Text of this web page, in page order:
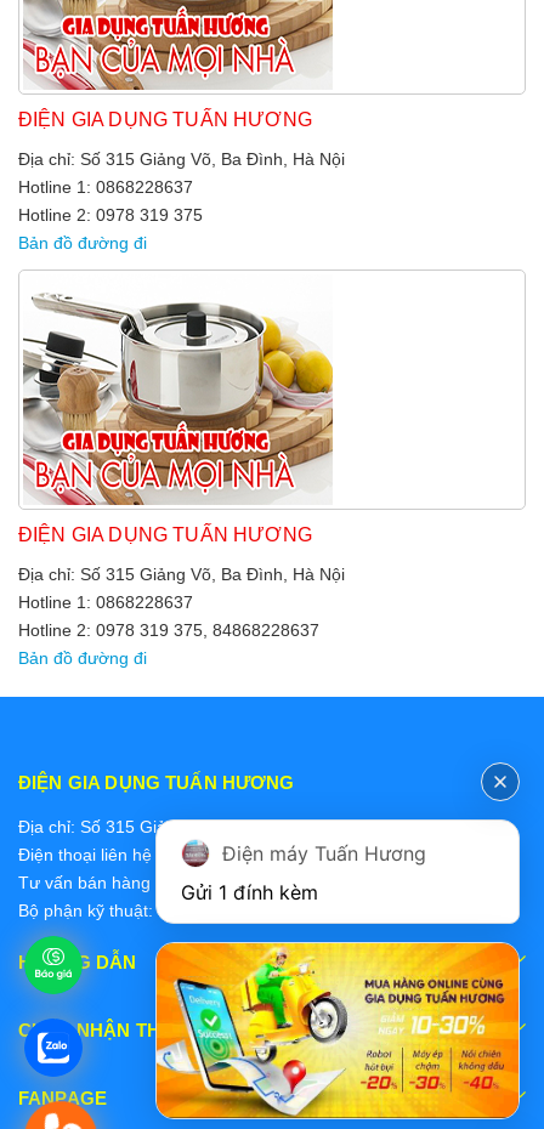
ĐIỆN GIA DỤNG TUẤN HƯƠNG
Địa chỉ: Số 315 Giảng Võ, Ba Đình, Hà Nội
Hotline 1: 0868228637
Hotline 2: 0978 319 375
Bản đồ đường đi
ĐIỆN GIA DỤNG TUẤN HƯƠNG
Địa chỉ: Số 315 Giảng Võ, Ba Đình, Hà Nội
Hotline 1: 0868228637
Hotline 2: 0978 319 375, 84868228637
Bản đồ đường đi
ĐIỆN GIA DỤNG TUẤN HƯƠNG
Địa chỉ: Số 315 Giảng Võ, Ba Đình, Hà Nội
Điện thoại liên hệ các bộ phận:
Tư vấn bán hàng 2: 0868228637
Bộ phận kỹ thuật: 0978 319 375
HƯỚNG DẪN
CHẤP NHẬN THANH TOÁN
FANPAGE
Điện máy Tuấn Hương
Gửi 1 đính kèm